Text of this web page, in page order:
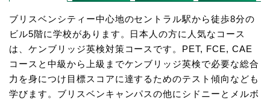
ブリスベンシティー中心地のセントラル駅から徒歩8分の
ビル5階に学校があります。日本人の方に人気なコース
は、ケンブリッジ英検対策コースです。PET, FCE, CAE
コースと中級から上級までケンブリッジ英検で必要な総合
力を身につけ目標スコアに達するためのテスト傾向なども
学びます。ブリスベンキャンパスの他にシドニーとメルボ